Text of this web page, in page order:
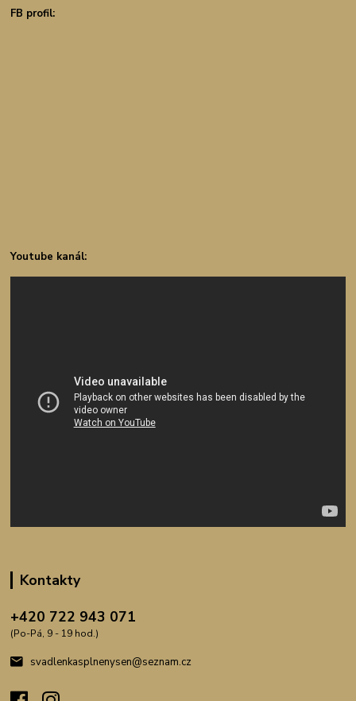
FB profil:
Youtube kanál:
Kontakty
+420 722 943 071
(Po-Pá, 9 - 19 hod.)
svadlenkasplnenysen@seznam.cz